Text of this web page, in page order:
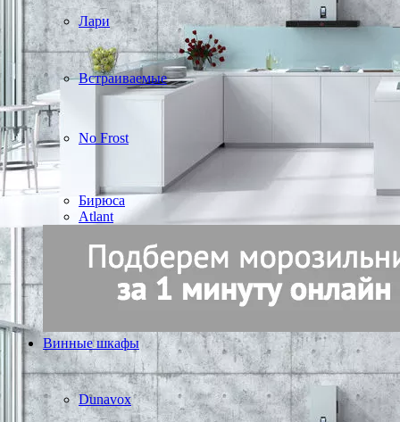
Лари
Встраиваемые
No Frost
Бирюса
Atlant
Винные шкафы
Dunavox